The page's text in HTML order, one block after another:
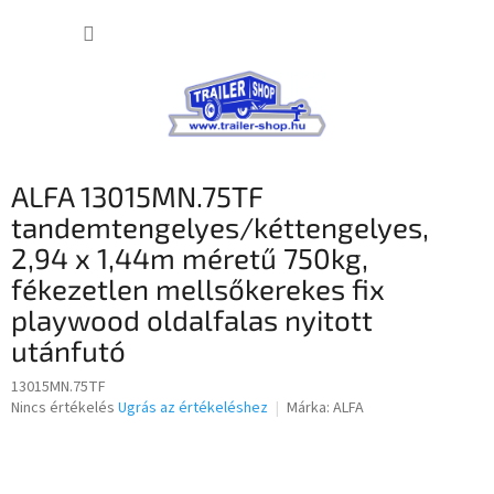
ALFA 13015MN.75TF
tandemtengelyes/kéttengelyes,
2,94 x 1,44m méretű 750kg,
fékezetlen mellsőkerekes fix
playwood oldalfalas nyitott
utánfutó
13015MN.75TF
A
Nincs értékelés Ugrás az értékeléshez Márka: ALFA